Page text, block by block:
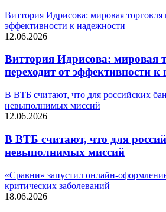
Виттория Идрисова: мировая торговля
эффективности к надежности
12.06.2026
Виттория Идрисова: мировая
переходит от эффективности к
В ВТБ считают, что для российских
невыполнимых миссий
12.06.2026
В ВТБ считают, что для
невыполнимых миссий
«Сравни» запустил онлайн-
критических заболеваний
18.06.2026